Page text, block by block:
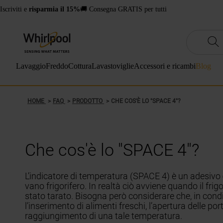
Iscriviti e risparmia il 15%🚚 Consegna GRATIS per tutti
LavaggioFreddoCotturaLavastoviglieAccessori e ricambiBlog
HOME FAQ PRODOTTO CHE COS'È LO "SPACE 4"?
Che cos'è lo "SPACE 4"?
L’indicatore di temperatura (SPACE 4) è un
vano frigorifero. In realtà ciò avviene quando il
stato tarato. Bisogna però considerare che, in
l’inserimento di alimenti freschi, l’apertura delle
raggiungimento di una tale temperatura.